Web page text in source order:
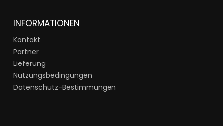
INFORMATIONEN
Kontakt
Partner
Lieferung
Nutzungsbedingungen
Datenschutz-Bestimmungen